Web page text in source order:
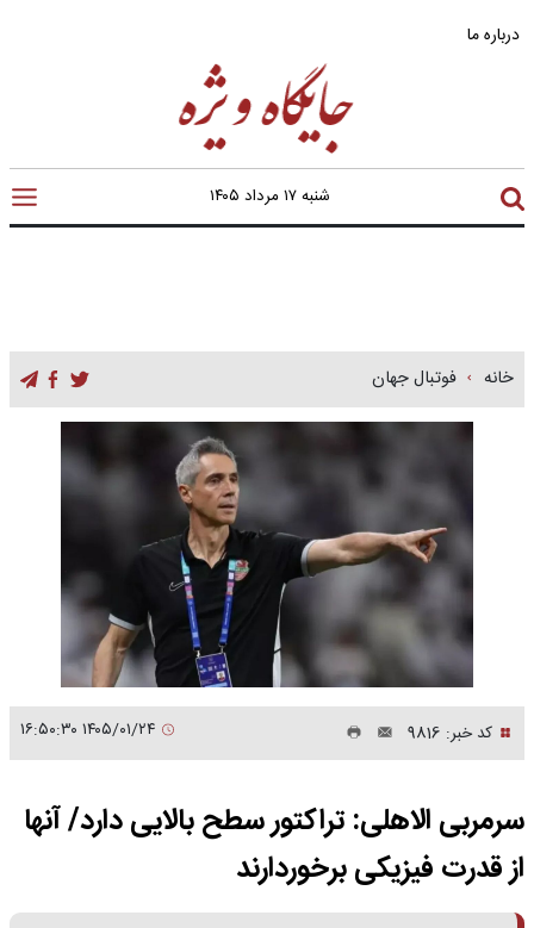
درباره ما
شنبه ۱۷ مرداد ۱۴۰۵
خانه فوتبال جهان
کد خبر: 9816
سرمربی الاهلی: تراکتور سطح بالایی دارد/ آنها
از قدرت فیزیکی برخوردارند